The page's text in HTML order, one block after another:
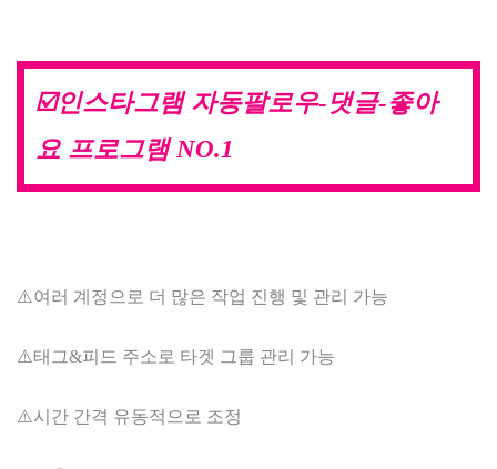
☑️인스타그램 자동팔로우-댓글-좋아
요 프로그램 NO.1
⚠️여러 계정으로 더 많은 작업 진행 및 관리 가능
⚠️태그&피드 주소로 타겟 그룹 관리 가능
⚠️시간 간격 유동적으로 조정